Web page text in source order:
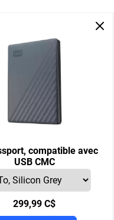
compatible avec
USB CMC
299,99 C$